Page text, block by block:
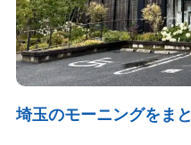
埼玉のモーニングをま